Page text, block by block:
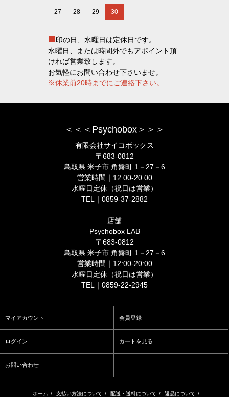
27 28 29 30
■印の日、水曜日は定休日です。
水曜日、または時間外でもアポイント頂
ければ営業致します。
お気軽にお問い合わせ下さいませ。
※休業前20時までにご連絡下さい。
＜＜＜Psychobox＞＞＞
有限会社サイコボックス
〒683-0812
鳥取県 米子市 角盤町 1－27－6
営業時間｜12:00-20:00
水曜日定休（祝日は営業）
TEL｜0859-37-2882
店舗
Psychobox LAB
〒683-0812
鳥取県 米子市 角盤町 1－27－6
営業時間｜12:00-20:00
水曜日定休（祝日は営業）
TEL｜0859-22-2945
マイアカウント 会員登録
ログイン カートを見る
お問い合わせ
ホーム / 支払い方法について / 配送・送料について / 返品について /